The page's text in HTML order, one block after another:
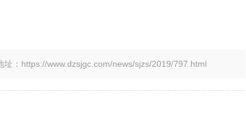
：https://www.dzsjgc.com/news/sjzs/2019/797.html